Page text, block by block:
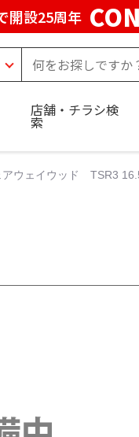
開設25周年
店舗・チラシ検
索
ウェイウッド TSR3